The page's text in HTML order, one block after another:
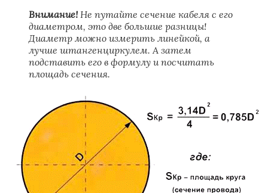
Внимание! Не путайте сечение кабеля с его
диаметром, это две большие разницы!
Диаметр можно измерить линейкой, а
лучше штангенциркулем. А затем
подставить его в формулу и посчитать
площадь сечения.